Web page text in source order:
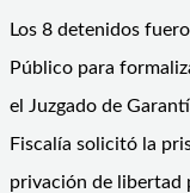
Los 8 detenidos
Público para
el Juzgado de
Fiscalía solicitó la
privación de libertad